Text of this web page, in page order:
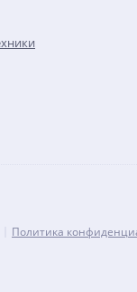
Политика